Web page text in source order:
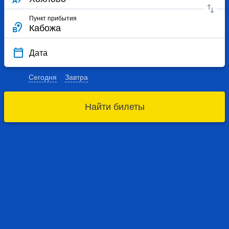
Пункт прибытия
Дата
Сегодня Завтра
Найти билеты